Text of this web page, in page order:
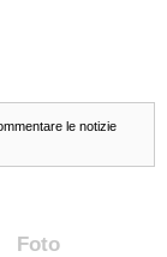
le notizie
Foto